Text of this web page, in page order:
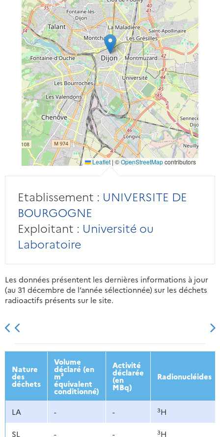
Leaflet|©OpenStreetMapcontributors
Etablissement : UNIVERSITE DE
BOURGOGNE
Exploitant : Université ou
Laboratoire
Les données présentent les dernières informations à jour
(au 31 décembre de l’année sélectionnée) sur les déchets
radioactifs présents sur le site.
2013 2014 2015 2016
Nature
des
déchets
Volume
déclaré (en
m³
équivalent
conditionné)
Activité
déclarée
(en
MBq)
Radionucléides
LA - - 3H
SL - - 3H